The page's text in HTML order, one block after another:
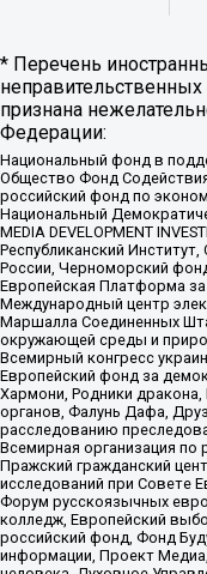
* Перечень
признана
Федерации:
Национальный фонд в
Общество Фонд
российский фонд по
Национальный
MEDIA DEVELOPMENT
Республиканский
России, Черноморский
Европейская Платформа
Международный центр
Маршалла Соединенных
окружающей среды и
Всемирный конгресс
Европейский фонд за
Хармони, Родники дракона,
органов, Фалунь Дафа,
расследованию
Всемирная организация по
Пражский гражданский
исследований при Совете
Форум русскоязычных
колледж, Европейский
российский фонд, Фонд
информации, Проект